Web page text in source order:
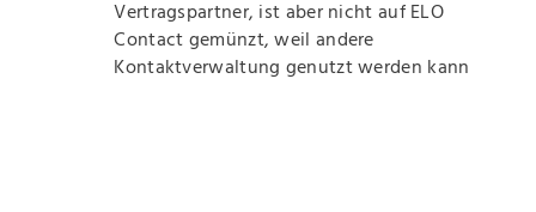
Vertragspartner, ist aber nicht auf ELO
Contact gemünzt, weil andere
Kontaktverwaltung genutzt werden kann